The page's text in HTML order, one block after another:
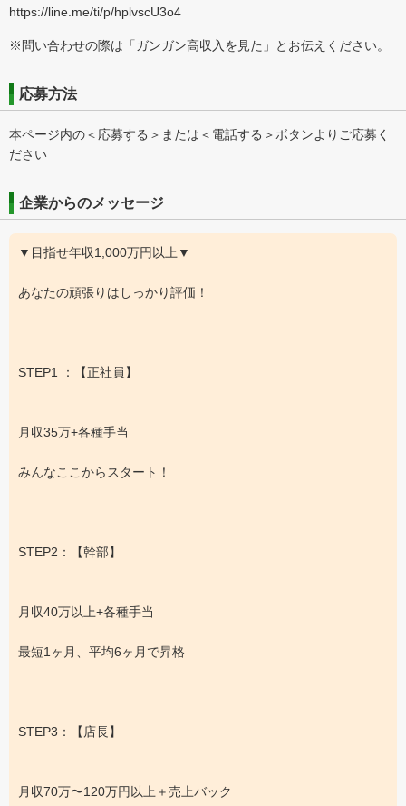
https://line.me/ti/p/hplvscU3o4
※問い合わせの際は「ガンガン高収入を見た」とお伝えください。
応募方法
本ページ内の＜応募する＞または＜電話する＞ボタンよりご応募く
ださい
企業からのメッセージ
▼目指せ年収1,000万円以上▼
あなたの頑張りはしっかり評価！
STEP1 ：【正社員】
月収35万+各種手当
みんなここからスタート！
STEP2：【幹部】
月収40万以上+各種手当
最短1ヶ月、平均6ヶ月で昇格
STEP3：【店長】
月収70万〜120万円以上＋売上バック